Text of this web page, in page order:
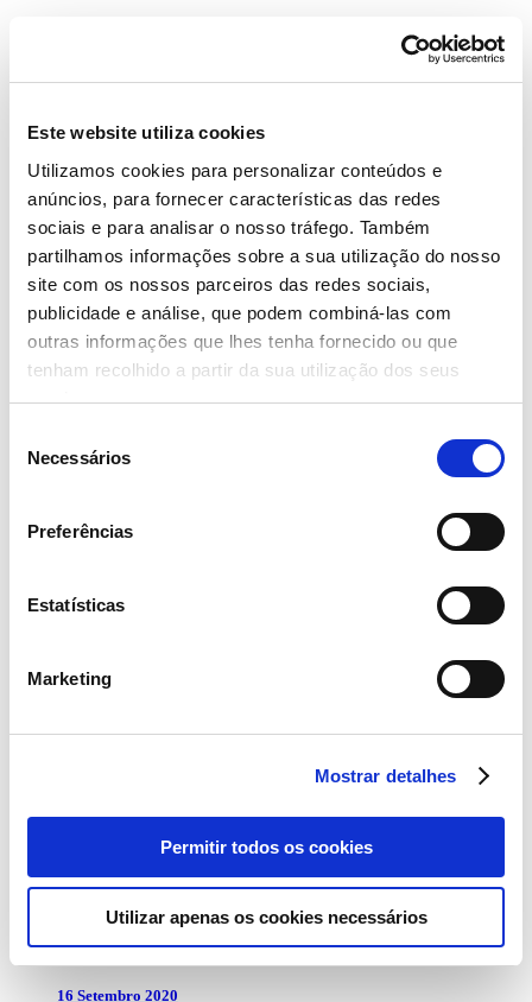
Este website utiliza cookies
Utilizamos cookies para personalizar conteúdos e
anúncios, para fornecer características das redes
sociais e para analisar o nosso tráfego. Também
partilhamos informações sobre a sua utilização do nosso
site com os nossos parceiros das redes sociais,
publicidade e análise, que podem combiná-las com
outras informações que lhes tenha fornecido ou que
tenham recolhido a partir da sua utilização dos seus
serviços.
Necessários
Preferências
Estatísticas
Marketing
Mostrar detalhes
Permitir todos os cookies
Utilizar apenas os cookies necessários
28 Abril 2021
Top Beleza 2021: 12 produtos MyLABEL
distinguidos pelos consumidores
– Ler mais
15 Fevereiro 2021
"Mylabel moment" Continente lança nova
linha de produtos para revitalizar corpo e
Continente elimina microplásticos em
16 Setembro 2020